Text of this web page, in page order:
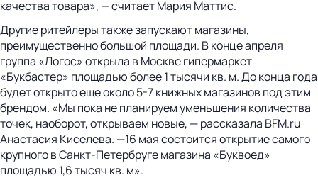
качества товара», — считает Мария Маттис.
Другие ритейлеры также запускают магазины,
преимущественно большой площади. В конце апреля
группа «Логос» открыла в Москве гипермаркет
«Букбастер» площадью более 1 тысячи кв. м. До конца года
будет открыто еще около 5-7 книжных магазинов под этим
брендом. «Мы пока не планируем уменьшения количества
точек, наоборот, открываем новые, — рассказала BFM.ru
Анастасия Киселева. —16 мая состоится открытие самого
крупного в Санкт-Петербруге магазина «Буквоед»
площадью 1,6 тысяч кв. м».